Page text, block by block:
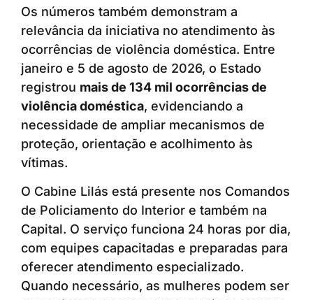
Os números também demonstram a
relevância da iniciativa no atendimento às
ocorrências de violência doméstica. Entre
janeiro e 5 de agosto de 2026, o Estado
registrou mais de 134 mil ocorrências de
violência doméstica, evidenciando a
necessidade de ampliar mecanismos de
proteção, orientação e acolhimento às
vítimas.
O Cabine Lilás está presente nos Comandos
de Policiamento do Interior e também na
Capital. O serviço funciona 24 horas por dia,
com equipes capacitadas e preparadas para
oferecer atendimento especializado.
Quando necessário, as mulheres podem ser